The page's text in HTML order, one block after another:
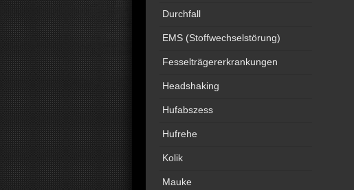
Durchfall
EMS (Stoffwechselstörung)
Fesselträgererkrankungen
Headshaking
Hufabszess
Hufrehe
Kolik
Mauke